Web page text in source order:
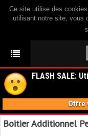
Ce site utilise des
utilisant notre site, vous
FLASH SALE:
Offre
Boitier Additionnel